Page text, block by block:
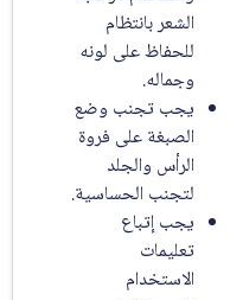
الشعر بانتظام
للحفاظ على لونه
وجماله.
يجب تجنب وضع
الصبغة على فروة
الرأس والجلد
لتجنب الحساسية.
يجب إتباع
تعليمات
الاستخدام